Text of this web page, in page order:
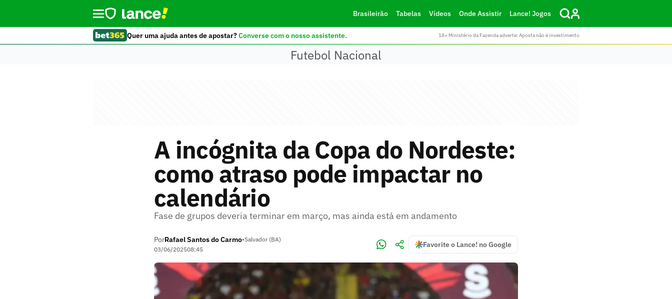
Brasileirão Tabelas Vídeos Onde Assistir Lance! Jogos
Quer uma ajuda antes de apostar?Converse com o nosso assistente. 18+ Ministério da Fazenda adverte: Aposta não é investimento
Futebol Nacional
A incógnita da Copa do Nordeste:
como atraso pode impactar no
calendário
Fase de grupos deveria terminar em março, mas ainda está em andamento
PorRafael Santos do Carmo•Salvador (BA)
03/06/202508:45
Favorite o Lance! no Google